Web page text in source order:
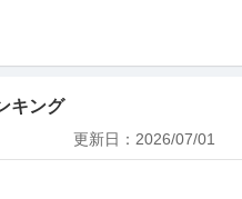
キング
更新日： 2026/07/01